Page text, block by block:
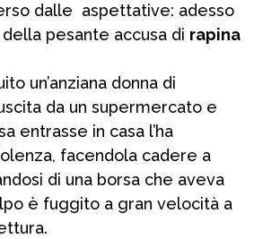
dalle aspettative: adesso
pesante accusa di rapina
un’anziana donna di
da un supermercato e
entrasse in casa l’ha
facendola cadere a
di una borsa che aveva
è fuggito a gran velocità a